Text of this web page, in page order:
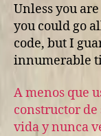
Unless you
you could go
code, but I
innumerable
A menos que
constructor
vida y nunca